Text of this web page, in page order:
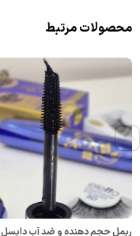
محصولات مرتبط
ریمل حجم دهنده و ضد آب دایسل